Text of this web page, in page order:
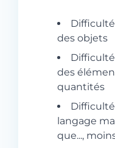
des objets
des
quantités
langage
que...,